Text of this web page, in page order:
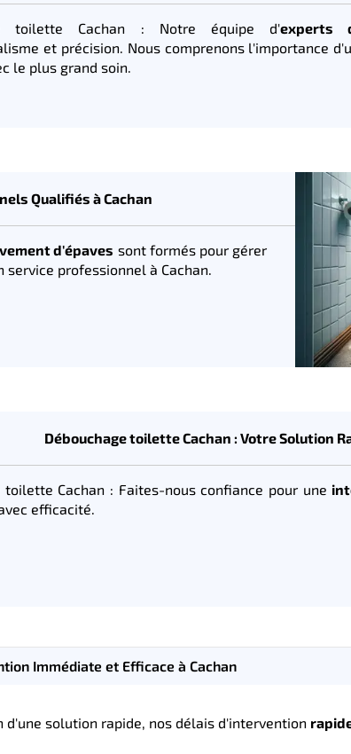
toilette Cachan : Notre équipe d'experts
et précision. Nous comprenons l'importance
le plus grand soin.
Qualifiés à Cachan
d'épaves sont formés pour gérer
professionnel à Cachan.
Débouchage toilette Cachan : Votre Solution
toilette Cachan : Faites-nous confiance pour une
efficacité.
Immédiate et Efficace à Cachan
d'une solution rapide, nos délais d'intervention